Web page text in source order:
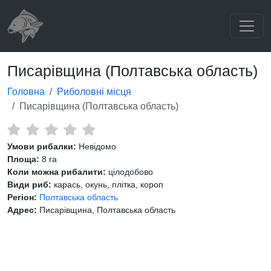
Писарівщина (Полтавська область)
Головна
Риболовні місця
Писарівщина (Полтавська область)
Умови рибалки: Невідомо
Площа: 8 га
Коли можна рибалити: цілодобово
Види риб: карась, окунь, плітка, короп
Регіон: Полтавська область
Адрес: Писарівщина, Полтавська область